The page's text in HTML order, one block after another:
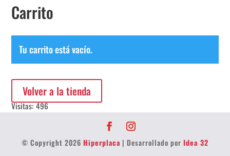
Carrito
Tu carrito está vacío.
Volver a la tienda
Visitas: 496
© Copyright 2026 Hiperplaca | Desarrollado por Idea 32